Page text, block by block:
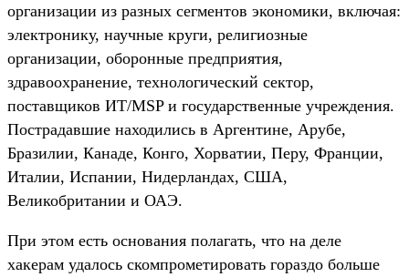
организации из разных сегментов экономики, включая:
электронику, научные круги, религиозные
организации, оборонные предприятия,
здравоохранение, технологический сектор,
поставщиков ИТ/MSP и государственные учреждения.
Пострадавшие находились в Аргентине, Арубе,
Бразилии, Канаде, Конго, Хорватии, Перу, Франции,
Италии, Испании, Нидерландах, США,
Великобритании и ОАЭ.
При этом есть основания полагать, что на деле
хакерам удалось скомпрометировать гораздо больше